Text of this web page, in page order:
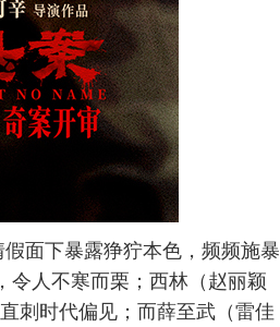
面下暴露狰狞本色，频频施暴
令人不寒而栗；西林（赵丽颖
刺时代偏见；而薛至武（雷佳